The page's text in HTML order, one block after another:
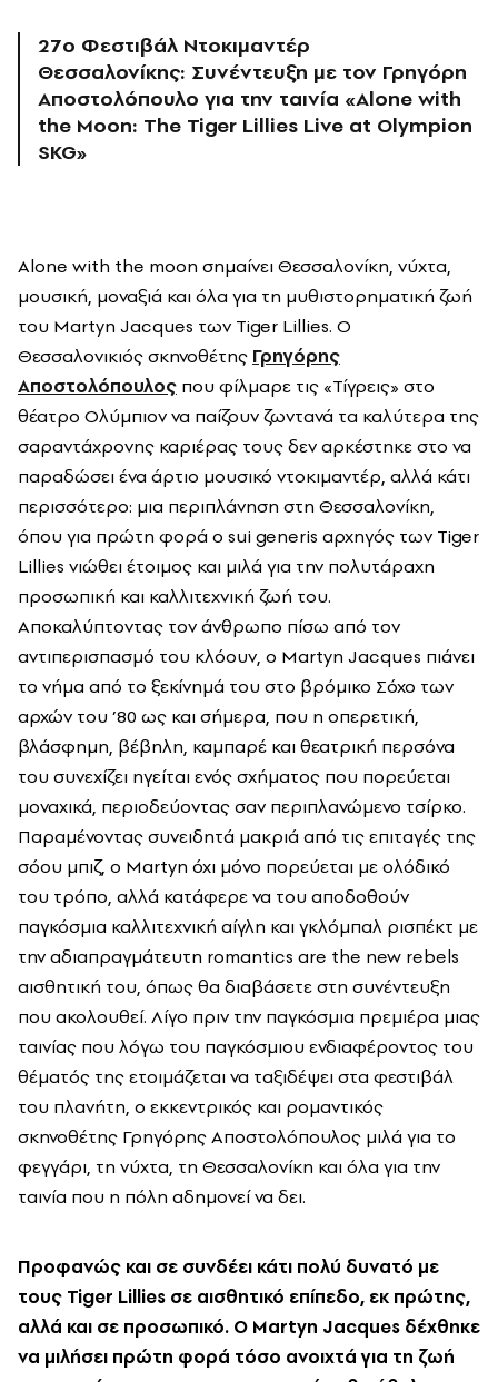
27ο Φεστιβάλ Ντοκιμαντέρ
Θεσσαλονίκης: Συνέντευξη με τον Γρηγόρη
Αποστολόπουλο για την ταινία «Alone with
the Moon: The Tiger Lillies Live at Olympion
SKG»
Alone with the moon σημαίνει Θεσσαλονίκη, νύχτα,
μουσική, μοναξιά και όλα για τη μυθιστορηματική ζωή
του Martyn Jacques των Tiger Lillies. Ο
Θεσσαλονικιός σκηνοθέτης Γρηγόρης
Αποστολόπουλος που φίλμαρε τις «Τίγρεις» στο
θέατρο Ολύμπιον να παίζουν ζωντανά τα καλύτερα της
σαραντάχρονης καριέρας τους δεν αρκέστηκε στο να
παραδώσει ένα άρτιο μουσικό ντοκιμαντέρ, αλλά κάτι
περισσότερο: μια περιπλάνηση στη Θεσσαλονίκη,
όπου για πρώτη φορά ο sui generis αρχηγός των Tiger
Lillies νιώθει έτοιμος και μιλά για την πολυτάραχη
προσωπική και καλλιτεχνική ζωή του.
Αποκαλύπτοντας τον άνθρωπο πίσω από τον
αντιπερισπασμό του κλόουν, ο Martyn Jacques πιάνει
το νήμα από το ξεκίνημά του στο βρόμικο Σόχο των
αρχών του ’80 ως και σήμερα, που η οπερετική,
βλάσφημη, βέβηλη, καμπαρέ και θεατρική περσόνα
του συνεχίζει ηγείται ενός σχήματος που πορεύεται
μοναχικά, περιοδεύοντας σαν περιπλανώμενο τσίρκο.
Παραμένοντας συνειδητά μακριά από τις επιταγές της
σόου μπιζ, ο Martyn όχι μόνο πορεύεται με ολόδικό
του τρόπο, αλλά κατάφερε να του αποδοθούν
παγκόσμια καλλιτεχνική αίγλη και γκλόμπαλ ρισπέκτ με
την αδιαπραγμάτευτη romantics are the new rebels
αισθητική του, όπως θα διαβάσετε στη συνέντευξη
που ακολουθεί. Λίγο πριν την παγκόσμια πρεμιέρα μιας
ταινίας που λόγω του παγκόσμιου ενδιαφέροντος του
θέματός της ετοιμάζεται να ταξιδέψει στα φεστιβάλ
του πλανήτη, ο εκκεντρικός και ρομαντικός
σκηνοθέτης Γρηγόρης Αποστολόπουλος μιλά για το
φεγγάρι, τη νύχτα, τη Θεσσαλονίκη και όλα για την
ταινία που η πόλη αδημονεί να δει.
Προφανώς και σε συνδέει κάτι πολύ δυνατό με
τους Tiger Lillies σε αισθητικό επίπεδο, εκ πρώτης,
αλλά και σε προσωπικό. Ο Martyn Jacques δέχθηκε
να μιλήσει πρώτη φορά τόσο ανοιχτά για τη ζωή